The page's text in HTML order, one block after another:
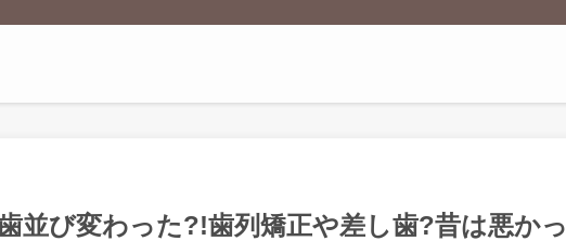
並び変わった?!歯列矯正や差し歯?昔は悪かっ